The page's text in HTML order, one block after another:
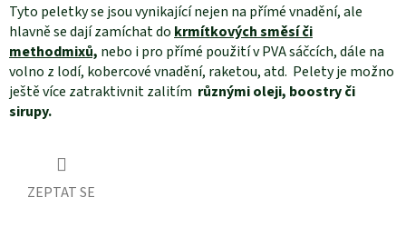
Tyto peletky se jsou vynikající nejen na přímé vnadění, ale
hlavně se dají zamíchat do krmítkových směsí či
methodmixů, nebo i pro přímé použití v PVA sáčcích, dále na
volno z lodí, kobercové vnadění, raketou, atd. Pelety je možno
ještě více zatraktivnit zalitím různými oleji, boostry či
sirupy.
ZEPTAT SE